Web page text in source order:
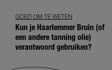
GOED OM TE WETEN
Kun je Haarlemmer Bruin (of
een andere tanning olie)
verantwoord gebruiken?